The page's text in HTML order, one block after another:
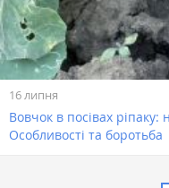
16 липня
Вовчок в посівах ріпаку:
Особливості та боротьба